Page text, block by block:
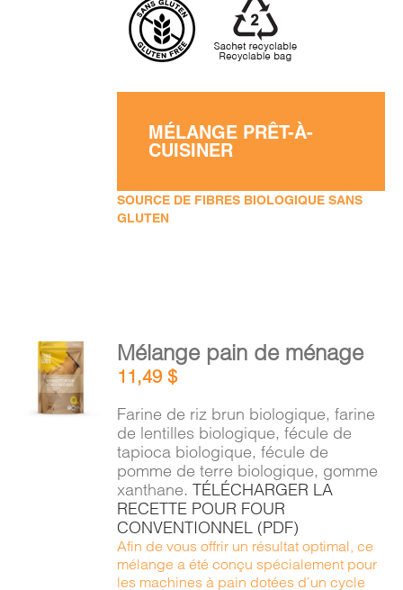
MÉLANGE PRÊT-À-
CUISINER
SOURCE DE FIBRES BIOLOGIQUE SANS
GLUTEN
AJOUTER
AU
PANIER
DÉTAILS
Mélange pain de ménage
11,49$
Farine de riz brun biologique, farine
de lentilles biologique, fécule de
tapioca biologique, fécule de
pomme de terre biologique, gomme
xanthane.TÉLÉCHARGER LA
RECETTE POUR FOUR
CONVENTIONNEL (PDF)
Afin de vous offrir un résultat optimal, ce
mélange a été conçu spécialement pour
les machines à pain dotées d’un cycle